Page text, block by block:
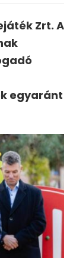
Zrt. A
egyaránt